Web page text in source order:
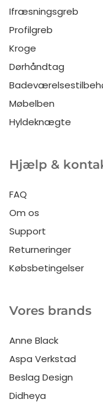
Ifræsningsgreb
Profilgreb
Kroge
Dørhåndtag
Møbelben
Hyldeknægte
Hjælp &
FAQ
Om os
Support
Returneringer
Købsbetingelser
Vores brands
Anne Black
Aspa Verkstad
Beslag Design
Didheya